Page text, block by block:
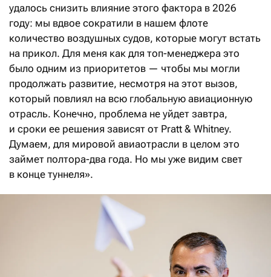
удалось снизить влияние этого фактора в 2026
году: мы вдвое сократили в нашем флоте
количество воздушных судов, которые могут встать
на прикол. Для меня как для топ-менеджера это
было одним из приоритетов — чтобы мы могли
продолжать развитие, несмотря на этот вызов,
который повлиял на всю глобальную авиационную
отрасль. Конечно, проблема не уйдет завтра,
и сроки ее решения зависят от Pratt & Whitney.
Думаем, для мировой авиаотрасли в целом это
займет полтора-два года. Но мы уже видим свет
в конце туннеля».